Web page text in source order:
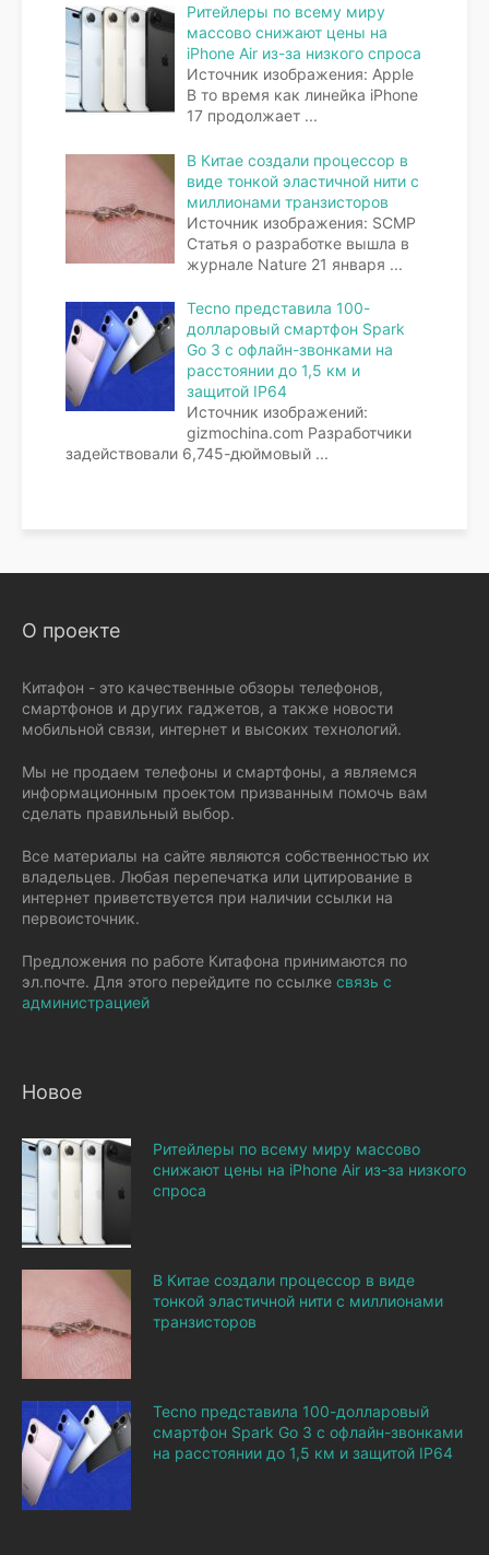
Ритейлеры по всему миру
массово снижают цены на
iPhone Air из-за низкого спроса
Источник изображения: Apple
В то время как линейка iPhone
17 продолжает ...
В Китае создали процессор в
виде тонкой эластичной нити с
миллионами транзисторов
Источник изображения: SCMP
Статья о разработке вышла в
журнале Nature 21 января ...
Tecno представила 100-
долларовый смартфон Spark
Go 3 с офлайн-звонками на
расстоянии до 1,5 км и
защитой IP64
Источник изображений:
gizmochina.com Разработчики
задействовали 6,745-дюймовый ...
О проекте
Китафон - это качественные обзоры телефонов,
смартфонов и других гаджетов, а также новости
мобильной связи, интернет и высоких технологий.
Мы не продаем телефоны и смартфоны, а являемся
информационным проектом призванным помочь вам
сделать правильный выбор.
Все материалы на сайте являются собственностью их
владельцев. Любая перепечатка или цитирование в
интернет приветствуется при наличии ссылки на
первоисточник.
Предложения по работе Китафона принимаются по
эл.почте. Для этого перейдите по ссылке связь с
администрацией
Новое
Ритейлеры по всему миру массово
снижают цены на iPhone Air из-за низкого
спроса
В Китае создали процессор в виде
тонкой эластичной нити с миллионами
транзисторов
Tecno представила 100-долларовый
смартфон Spark Go 3 с офлайн-звонками
на расстоянии до 1,5 км и защитой IP64